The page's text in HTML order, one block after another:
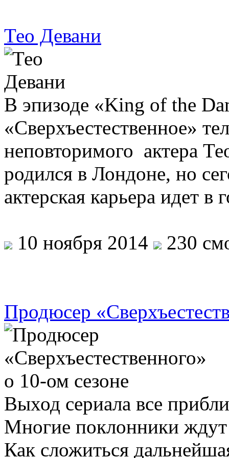
Тео Девани
В эпизоде «King of the
«Сверхъестественное»
неповторимого актера
родился в Лондоне, но
актерская карьера идет в
10 ноября 2014 230
Продюсер
Выход сериала все
Многие поклонники
Как сложиться